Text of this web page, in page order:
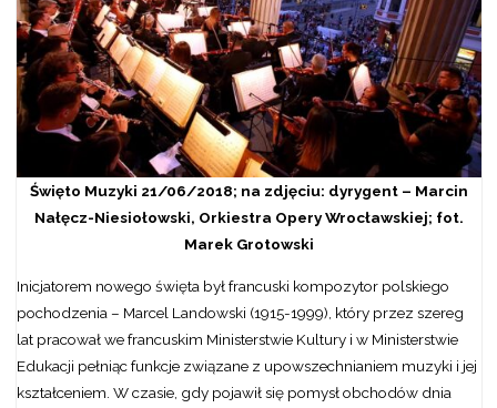
Święto Muzyki 21/06/2018; na zdjęciu: dyrygent – Marcin
Nałęcz-Niesiołowski, Orkiestra Opery Wrocławskiej; fot.
Marek Grotowski
Inicjatorem nowego święta był francuski kompozytor polskiego
pochodzenia – Marcel Landowski (1915-1999), który przez szereg
lat pracował we francuskim Ministerstwie Kultury i w Ministerstwie
Edukacji pełniąc funkcje związane z upowszechnianiem muzyki i jej
kształceniem. W czasie, gdy pojawił się pomysł obchodów dnia